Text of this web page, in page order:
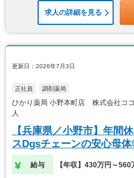
求人の詳細を見る
更新日：2026年7月3日
正社員 調剤薬局
ひかり薬局 小野本町店 株式会社コ
人
【兵庫県／小野市】年間
スDgsチェーンの安心母
給与 【年収】430万円～560